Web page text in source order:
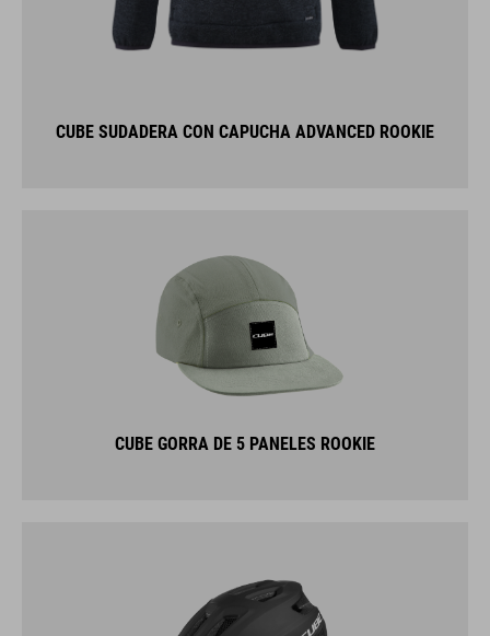
CUBE SUDADERA CON CAPUCHA ADVANCED ROOKIE
CUBE GORRA DE 5 PANELES ROOKIE